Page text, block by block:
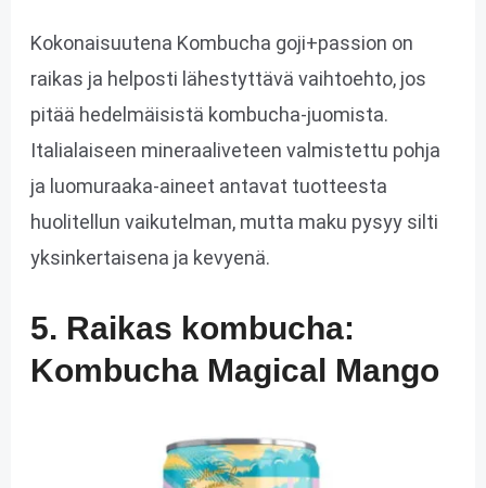
Kokonaisuutena Kombucha goji+passion on
raikas ja helposti lähestyttävä vaihtoehto, jos
pitää hedelmäisistä kombucha-juomista.
Italialaiseen mineraaliveteen valmistettu pohja
ja luomuraaka-aineet antavat tuotteesta
huolitellun vaikutelman, mutta maku pysyy silti
yksinkertaisena ja kevyenä.
5. Raikas kombucha:
Kombucha Magical Mango